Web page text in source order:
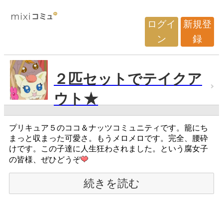
ログイ
ン
新規登
録
２匹セットでテイクア
ウト★
プリキュア５のココ＆ナッツコミュニティです。籠にち
まっと収まった可愛さ。もうメロメロです。完全、腰砕
けです。この子達に人生狂わされました。という腐女子
の皆様、ぜひどうぞ
続きを読む